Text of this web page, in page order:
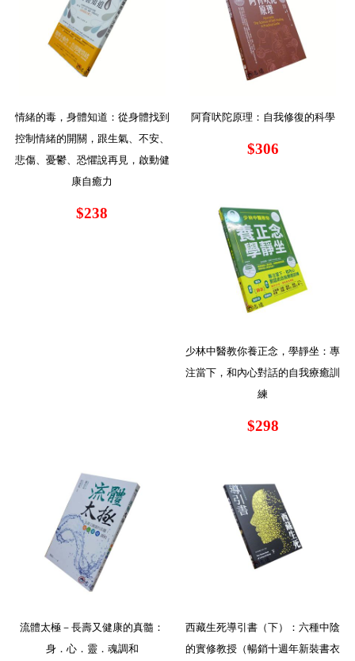
情緒的毒，身體知道：從身體找到
控制情緒的開關，跟生氣、不安、
悲傷、憂鬱、恐懼說再見，啟動健
康自癒力
$238
阿育吠陀原理：自我修復的科學
$306
少林中醫教你養正念，學靜坐：專
注當下，和內心對話的自我療癒訓
練
$298
流體太極－長壽又健康的真髓：
身．心．靈．魂調和
西藏生死導引書（下）：六種中陰
的實修教授（暢銷十週年新裝書衣